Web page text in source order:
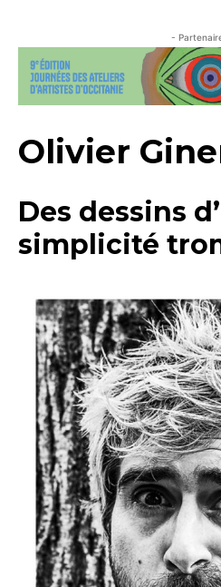
-
Olivier
Des dessins
simplicité